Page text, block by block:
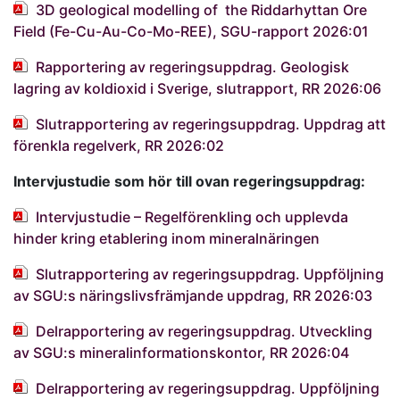
3D geological modelling of the Riddarhyttan Ore
Field (Fe-Cu-Au-Co-Mo-REE), SGU-rapport 2026:01
Rapportering av regeringsuppdrag. Geologisk
lagring av koldioxid i Sverige, slutrapport, RR 2026:06
Slutrapportering av regeringsuppdrag. Uppdrag att
förenkla regelverk, RR 2026:02
Intervjustudie som hör till ovan regeringsuppdrag:
Intervjustudie – Regelförenkling och upplevda
hinder kring etablering inom mineralnäringen
Slutrapportering av regeringsuppdrag. Uppföljning
av SGU:s näringslivsfrämjande uppdrag, RR 2026:03
Delrapportering av regeringsuppdrag. Utveckling
av SGU:s mineralinformationskontor, RR 2026:04
Delrapportering av regeringsuppdrag. Uppföljning